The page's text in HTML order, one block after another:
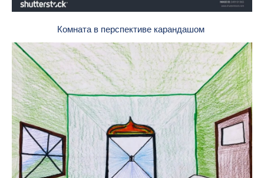
Комната в перспективе карандашом